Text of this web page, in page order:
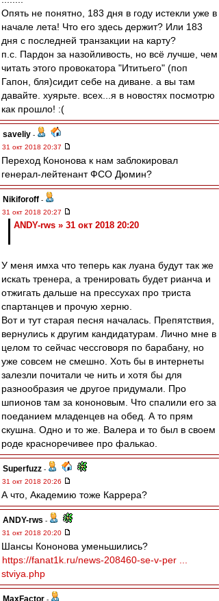
Опять не понятно, 183 дня в году истекли уже в
начале лета! Что его здесь держит? Или 183
дня с последней транзакции на карту?
п.с. Пардон за назойливость, но всё лучше, чем
читать этого провокатора "Ититьего" (поп
Гапон, бля)сидит себе на диване. а вы там
давайте. хуярьте. всех...я в новостях посмотрю
как прошло! :(
saveliy -
31 окт 2018 20:37
Переход Кононова к нам заблокировал
генерал-лейтенант ФСО Дюмин?
Nikiforoff -
31 окт 2018 20:27
ANDY-rws » 31 окт 2018 20:20
У меня имха что теперь как луана будут так же
искать тренера, а тренировать будет рианча и
отжигать дальше на прессухах про триста
спартанцев и прочую херню.
Вот и тут старая песня началась. Препятствия,
вернулись к другим кандидатурам. Лично мне в
целом то сейчас чессговоря по барабану, но
уже совсем не смешно. Хоть бы в интернеты
залезли почитали че нить и хотя бы для
разнообразия че другое придумали. Про
шпионов там за кононовым. Что спалили его за
поеданием младенцев на обед. А то прям
скушна. Одно и то же. Валера и то был в своем
роде красноречивее про фалькао.
Superfuzz -
31 окт 2018 20:26
А что, Академию тоже Каррера?
ANDY-rws -
31 окт 2018 20:20
Шансы Кононова уменьшились?
https://fanat1k.ru/news-208460-se-v-per ...
stviya.php
MaxFactor -